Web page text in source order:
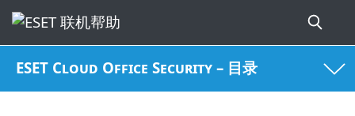
ESET Cloud Office Security – 目录